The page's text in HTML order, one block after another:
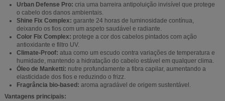
Urban Defense Pro: cria uma barreira antipoluição invisível que protege
o cabelo dos danos ambientais.
Shine Fix Complex: garante 24 horas de luminosidade contínua,
deixando os fios com um aspeto saudável e radiante.
Color Fix Complex: protege a cor dos cabelos pintados com ação
antioxidante e filtro UV.
Climate-Proof: atua como um escudo contra variações de temperatura e
humidade, mantendo a hidratação do cabelo estável em qualquer clima.
Óleo de Manketti: nutre profundamente a fibra capilar, aumentando a
elasticidade dos fios e reduzindo o frizz.
Fragrância bio-based: aroma agradável de origem sustentável.
Vantagens principais: